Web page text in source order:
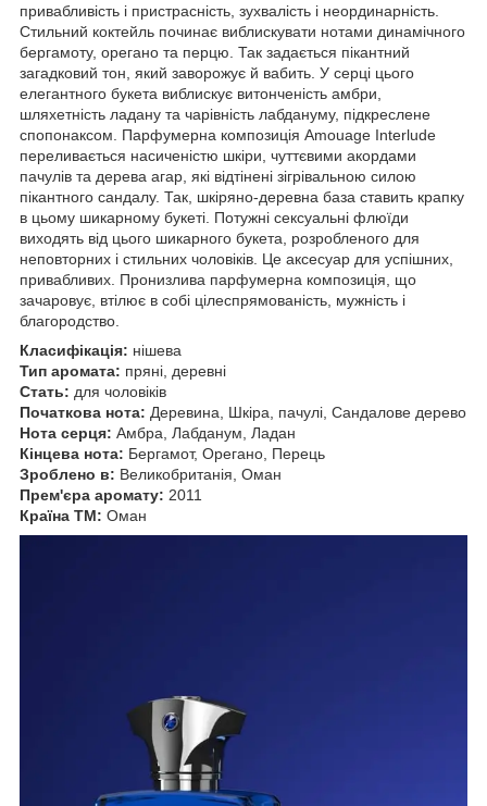
привабливість і пристрасність, зухвалість і неординарність.
Стильний коктейль починає виблискувати нотами динамічного
бергамоту, орегано та перцю. Так задається пікантний
загадковий тон, який заворожує й вабить. У серці цього
елегантного букета виблискує витонченість амбри,
шляхетність ладану та чарівність лабдануму, підкреслене
спопонаксом. Парфумерна композиція Amouage Interlude
переливається насиченістю шкіри, чуттєвими акордами
пачулів та дерева агар, які відтінені зігрівальною силою
пікантного сандалу. Так, шкіряно-деревна база ставить крапку
в цьому шикарному букеті. Потужні сексуальні флюїди
виходять від цього шикарного букета, розробленого для
неповторних і стильних чоловіків. Це аксесуар для успішних,
привабливих. Пронизлива парфумерна композиція, що
зачаровує, втілює в собі цілеспрямованість, мужність і
благородство.
Класифікація: нішева
Тип аромата: пряні, деревні
Стать: для чоловіків
Початкова нота: Деревина, Шкіра, пачулі, Сандалове дерево
Нота серця: Амбра, Лабданум, Ладан
Кінцева нота: Бергамот, Орегано, Перець
Зроблено в: Великобританія, Оман
Прем'єра аромату: 2011
Країна ТМ: Оман